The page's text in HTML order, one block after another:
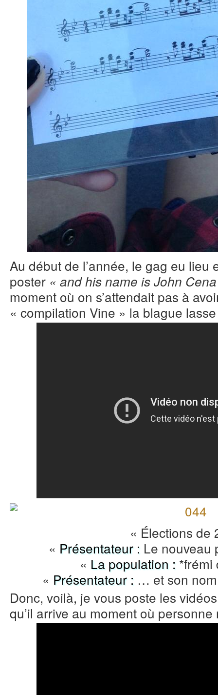
Au début de l’année, le gag eu lieu
poster « and his name is John
moment où on s’attendait pas à
« compilation Vine » la blague
« Élections de
« Présentateur : Le nouveau
« La population : *frémi
« Présentateur : … et son
Donc, voilà, je vous poste les
qu’il arrive au moment où personne